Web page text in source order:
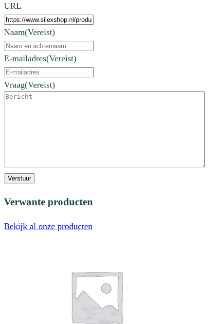
URL
Naam(Vereist)
E-mailadres(Vereist)
Vraag(Vereist)
Verstuur
Verwante producten
Bekijk al onze producten